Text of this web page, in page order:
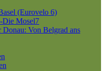
(Eurovelo 6)
Die Mosel7
Donau: Von Belgrad ans